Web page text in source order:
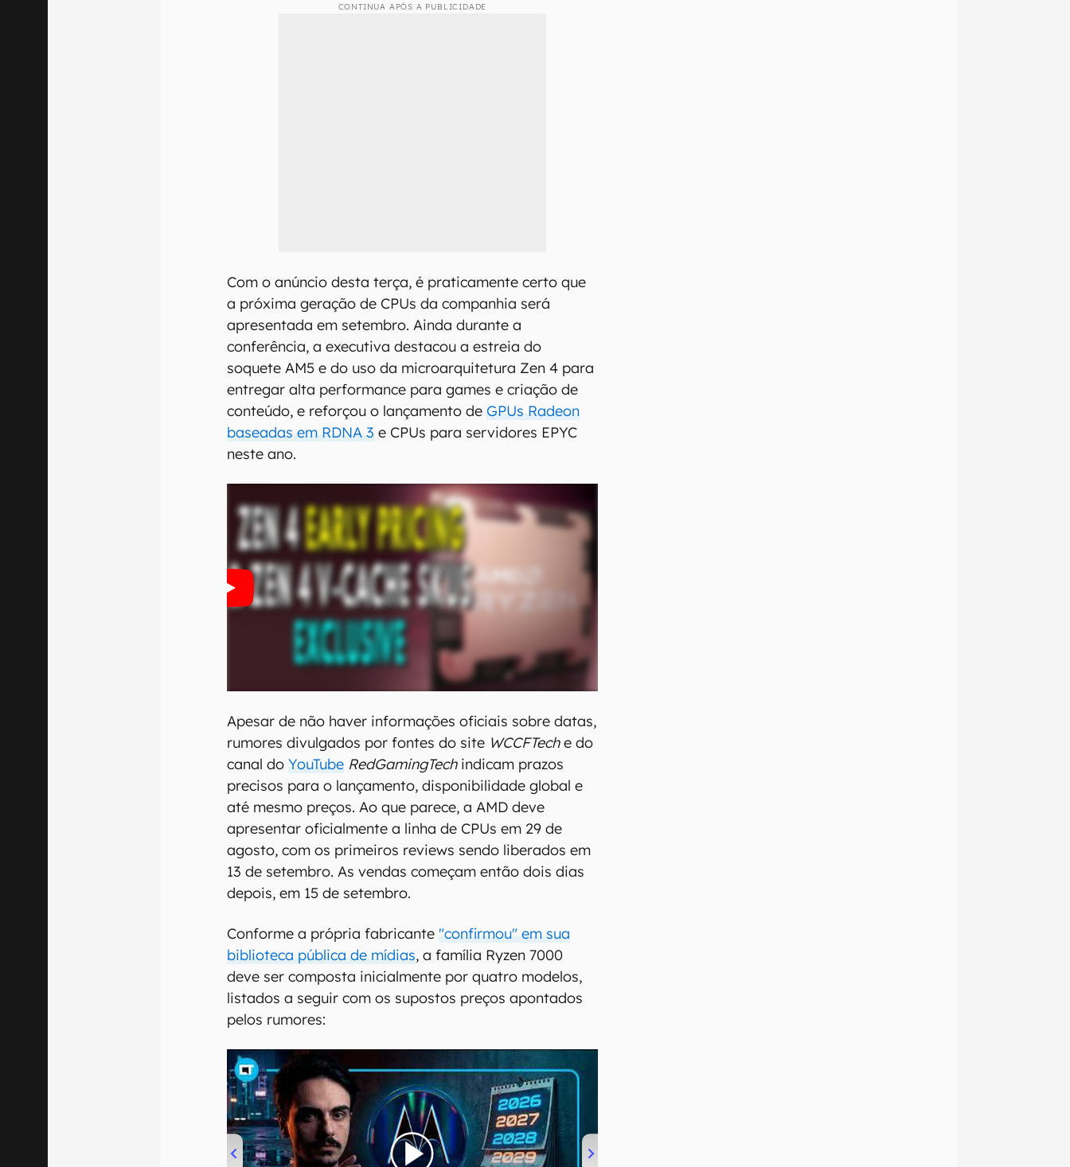
CONTINUA APÓS A PUBLICIDADE
Com o anúncio desta terça, é praticamente certo que
a próxima geração de CPUs da companhia será
apresentada em setembro. Ainda durante a
conferência, a executiva destacou a estreia do
soquete AM5 e do uso da microarquitetura Zen 4 para
entregar alta performance para games e criação de
conteúdo, e reforçou o lançamento deGPUs Radeon
baseadas em RDNA 3 e CPUs para servidores EPYC
neste ano.
Apesar de não haver informações oficiais sobre datas,
rumores divulgados por fontes do site WCCFTeche do
canal doYouTube RedGamingTechindicam prazos
precisos para o lançamento, disponibilidade global e
até mesmo preços. Ao que parece, a AMD deve
apresentar oficialmente a linha de CPUs em 29 de
agosto, com os primeiros reviews sendo liberados em
13 de setembro. As vendas começam então dois dias
depois, em 15 de setembro.
Conforme a própria fabricante"confirmou" em sua
biblioteca pública de mídias, a família Ryzen 7000
deve ser composta inicialmente por quatro modelos,
listados a seguir com os supostos preços apontados
pelos rumores: